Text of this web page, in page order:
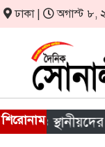
ঢাকা | অগাস্ট ৮,
শিরোনাম
ও স্থানীয়দের